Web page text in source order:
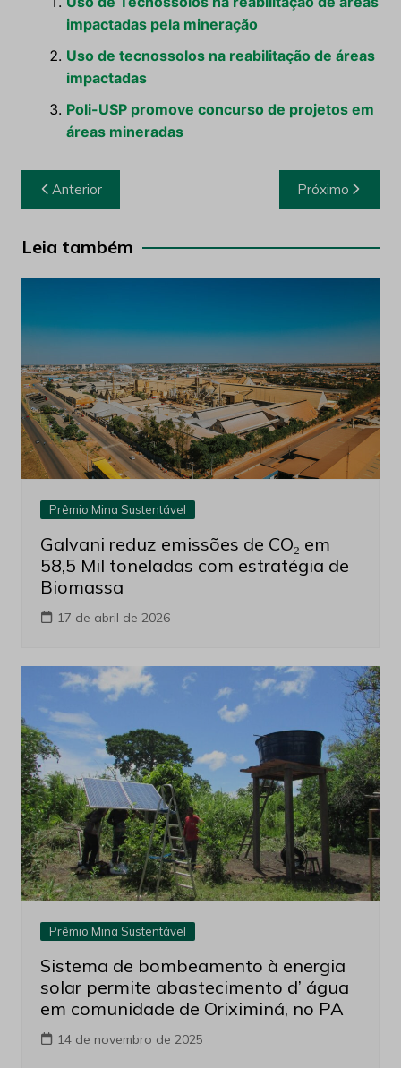
impactadas pela mineração
Uso de tecnossolos na reabilitação de áreas
impactadas
Poli-USP promove concurso de projetos em
áreas mineradas
Navegação
de
Post
Anterior Próximo
Leia também
Prêmio Mina Sustentável
Galvani reduz emissões de CO₂ em
58,5 Mil toneladas com estratégia de
Biomassa
17 de abril de 2026
Prêmio Mina Sustentável
Sistema de bombeamento à energia
solar permite abastecimento d’ água
em comunidade de Oriximiná, no PA
14 de novembro de 2025